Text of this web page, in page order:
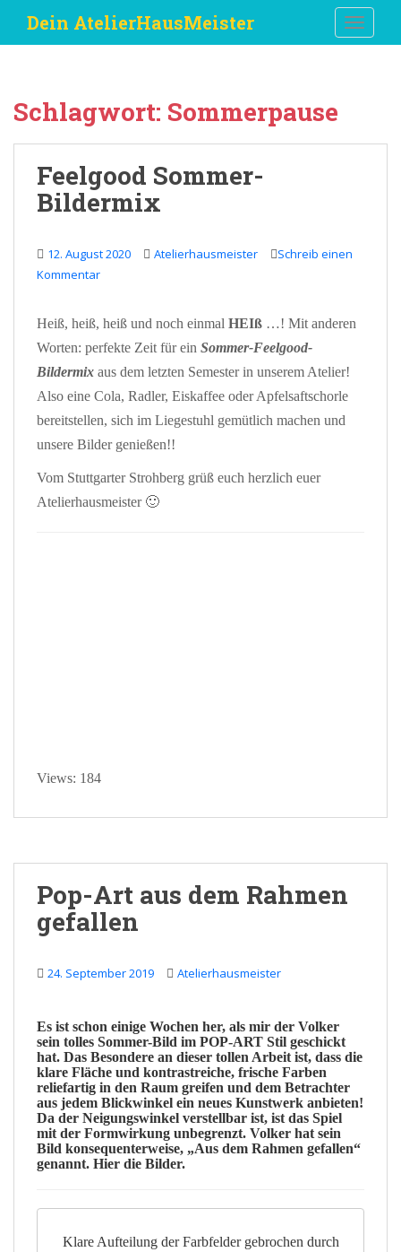
i
Dein AtelierHausMeister
Schlagwort: Sommerpause
Feelgood Sommer-
Bildermix
12. August 2020 Atelierhausmeister
Schreib einen
Kommentar
Heiß, heiß, heiß und noch einmal HEIß …! Mit anderen
Worten: perfekte Zeit für ein Sommer-Feelgood-
Bildermix aus dem letzten Semester in unserem Atelier!
Also eine Cola, Radler, Eiskaffee oder Apfelsaftschorle
bereitstellen, sich im Liegestuhl gemütlich machen und
unsere Bilder genießen!!
Vom Stuttgarter Strohberg grüß euch herzlich euer
Atelierhausmeister 🙂
Views: 184
Pop-Art aus dem Rahmen
gefallen
24. September 2019 Atelierhausmeister
Es ist schon einige Wochen her, als mir der Volker
sein tolles Sommer-Bild im POP-ART Stil geschickt
hat. Das Besondere an dieser tollen Arbeit ist, dass die
klare Fläche und kontrastreiche, frische Farben
reliefartig in den Raum greifen und dem Betrachter
aus jedem Blickwinkel ein neues Kunstwerk anbieten!
Da der Neigungswinkel verstellbar ist, ist das Spiel
mit der Formwirkung unbegrenzt. Volker hat sein
Bild konsequenterweise, „Aus dem Rahmen gefallen“
genannt. Hier die Bilder.
Klare Aufteilung der Farbfelder gebrochen durch